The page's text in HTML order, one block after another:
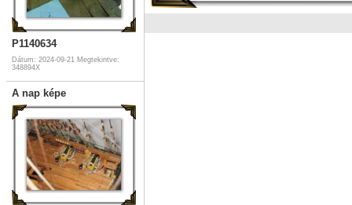
P1140634
Dátum: 2024-09-21 Megtekintve:
348894X
A nap képe